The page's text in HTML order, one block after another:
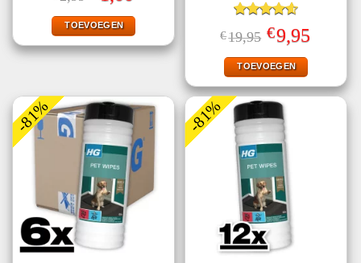
was:
€2,99.
is:
€1,00.
TOEVOEGEN
Gewaardeerd
4.60uit 5
€19,95 Oorspronkelijke
prijs
was:
€19,95.
€9,95prijs
TOEVOEGEN
-81% -81%